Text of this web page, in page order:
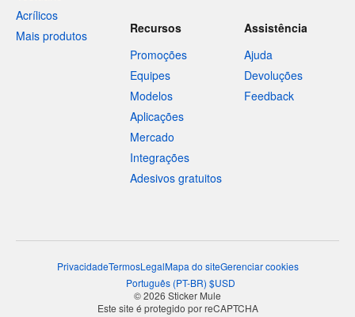
Acrílicos
Mais produtos
Recursos
Promoções
Equipes
Modelos
Aplicações
Mercado
Integrações
Adesivos gratuitos
Assistência
Ajuda
Devoluções
Feedback
PrivacidadeTermosLegalMapa do siteGerenciar cookies
Português (PT-BR) $USD
© 2026 Sticker Mule
Este site é protegido por reCAPTCHA